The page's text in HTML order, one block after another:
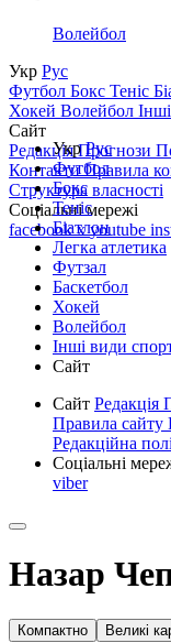
Волейбол
Укр Рус
Футбол Бокс Теніс
Хокей Волейбол
Сайт
РедакціяПрогнози
КонтактиПравила
Структура власності
Соціальні мережі
facebookxyoutube
УкрРус
Футбол
Бокс
Теніс
Біатлон
Легка атлетика
Футзал
Баскетбол
Хокей
Волейбол
Інші види
Сайт
Сайт Редакція
Правила сайту
Редакційна
Соціальні
viber
Назар
Компактно Великі